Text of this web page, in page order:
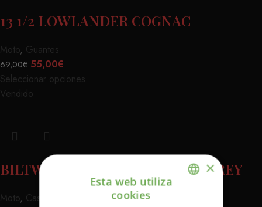
13 1/2 LOWLANDER COGNAC
Moto, Guantes
69,00€ 55,00€
Seleccionar opciones
Vendido
BILTWELL GRINGO SV CHALK GREY
Moto, Cascos
×
Esta web utiliza
cookies